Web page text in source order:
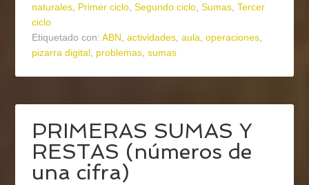
naturales Primer ciclo ,Segundo ciclo ,Sumas ,Tercer
ciclo
Etiquetado con:ABN ,actividades ,aula ,operaciones
pizarra digital problemas ,sumas
PRIMERAS SUMAS Y
RESTAS (números de
una cifra)